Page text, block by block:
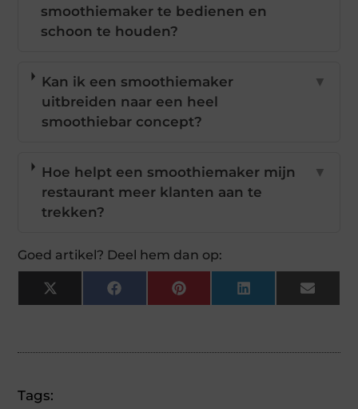
smoothiemaker te bedienen en
schoon te houden?
Kan ik een smoothiemaker
uitbreiden naar een heel
smoothiebar concept?
▼
Hoe helpt een smoothiemaker mijn
restaurant meer klanten aan te
trekken?
▼
Goed artikel? Deel hem dan op:
X
(Twitter)
FacebookPinterestLinkedInEmail
Tags: